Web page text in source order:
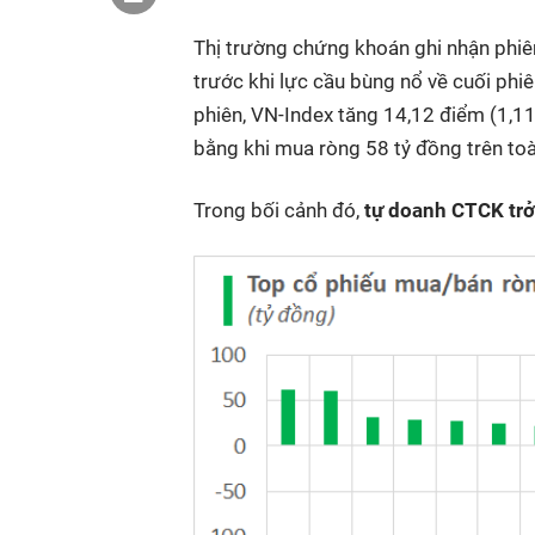
Thị trường chứng khoán ghi nhận
trước khi lực cầu bùng nổ về cuối
phiên, VN-Index tăng 14,12 điểm
bằng khi mua ròng 58 tỷ đồng trên
Trong bối cảnh đó, tự doanh CTCK